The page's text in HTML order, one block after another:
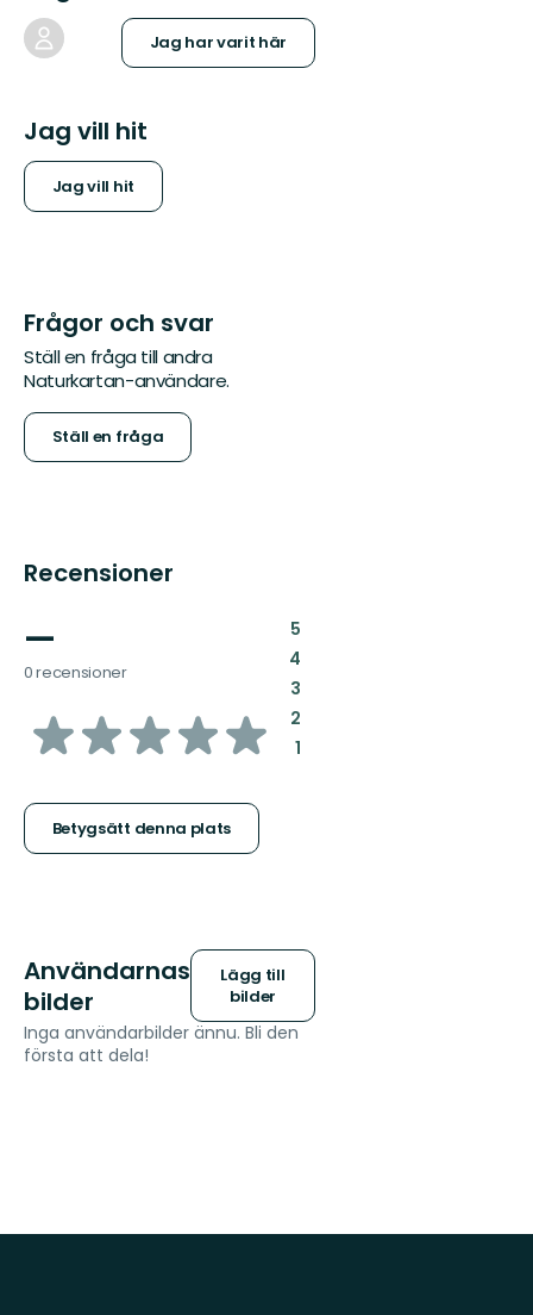
Jag har varit här
Jag vill hit
Jag vill hit
Frågor och svar
Ställ en fråga till andra
Naturkartan-användare.
Ställ en fråga
Recensioner
—
0 recensioner
av
stjärnor
Betygsätt denna plats
5:
4:
3:
2:
1:
Användarnas
bilder
Lägg till
bilder
Inga användarbilder ännu. Bli den
första att dela!